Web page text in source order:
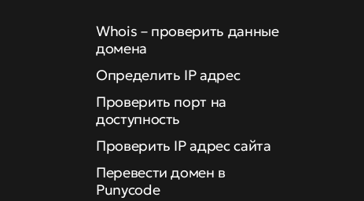
Whois – проверить данные
домена
Определить IP адрес
Проверить порт на
доступность
Проверить IP адрес сайта
Перевести домен в
Punycode